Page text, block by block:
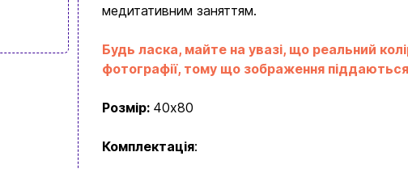
медитативним заняттям.
Будь ласка, майте на увазі, що реальний
фотографії, тому що зображення
Розмір: 40х80
Комплектація:
Вхід